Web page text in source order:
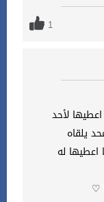
1
لأحد
يلقاه
اعطيها له
♡